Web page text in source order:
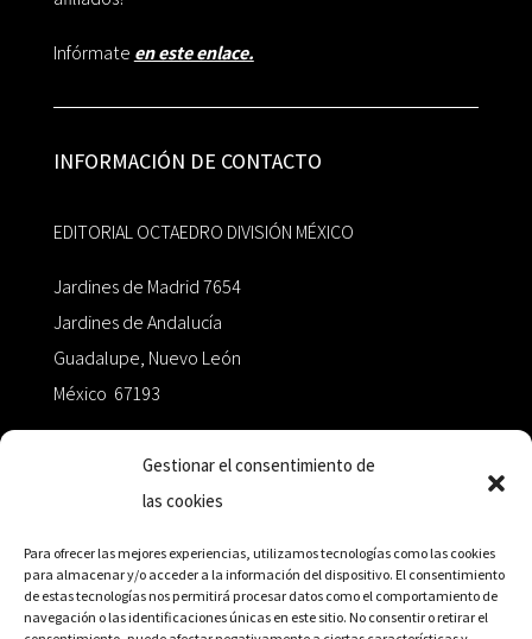
Gestionar el consentimiento de
las cookies
Para ofrecer las mejores experiencias, utilizamos tecnologías como las cookies
para almacenar y/o acceder a la información del dispositivo. El consentimiento
de estas tecnologías nos permitirá procesar datos como el comportamiento de
navegación o las identificaciones únicas en este sitio. No consentir o retirar el
Infórmate en este enlace.
INFORMACIÓN DE CONTACTO
EDITORIAL OCTAEDRO DIVISIÓN MÉXICO
Jardines de Madrid 7654
Jardines de Andalucía
Guadalupe, Nuevo León
México 67193
+52 811.499.5638
RED DE DISTRIBUCIÓN